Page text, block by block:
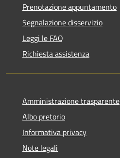
Prenotazione appuntamento
Segnalazione disservizio
Leggi le FAQ
Richiesta assistenza
Amministrazione trasparente
Albo pretorio
Informativa privacy
Note legali